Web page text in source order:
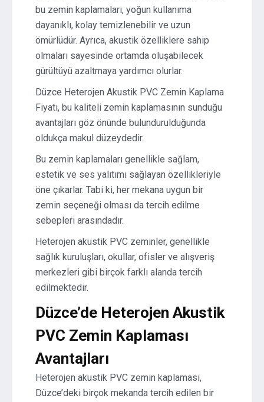
bu zemin kaplamaları, yoğun kullanıma
dayanıklı, kolay temizlenebilir ve uzun
ömürlüdür. Ayrıca, akustik özelliklere sahip
olmaları sayesinde ortamda oluşabilecek
gürültüyü azaltmaya yardımcı olurlar.
Düzce Heterojen Akustik PVC Zemin Kaplama
Fiyatı, bu kaliteli zemin kaplamasının sunduğu
avantajları göz önünde bulundurulduğunda
oldukça makul düzeydedir.
Bu zemin kaplamaları genellikle sağlam,
estetik ve ses yalıtımı sağlayan özellikleriyle
öne çıkarlar. Tabi ki, her mekana uygun bir
zemin seçeneği olması da tercih edilme
sebepleri arasındadır.
Heterojen akustik PVC zeminler, genellikle
sağlık kuruluşları, okullar, ofisler ve alışveriş
merkezleri gibi birçok farklı alanda tercih
edilmektedir.
Düzce’de Heterojen Akustik
PVC Zemin Kaplaması
Avantajları
Heterojen akustik PVC zemin kaplaması,
Düzce’deki birçok mekanda tercih edilen bir